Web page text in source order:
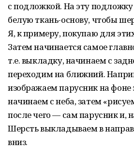
с подложкой. На эту
белую ткань-основу, чтобы
Я, к примеру, покупаю для
Затем начинается самое
т.е. выкладку, начинаем с
переходим на ближний.
изображаем парусник на фоне
начинаем с неба, затем
после чего — сам парусник и,
Шерсть выкладываем в
вниз.